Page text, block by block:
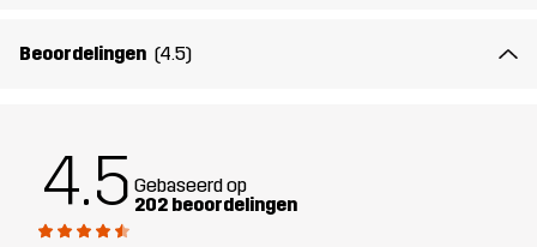
Pasvorm SLIM
Materiál 2 92% Polyester (Gerecycled), 8% Elastaan
Beoordelingen (4.5)
4.5 Gebaseerd op
202 beoordelingen